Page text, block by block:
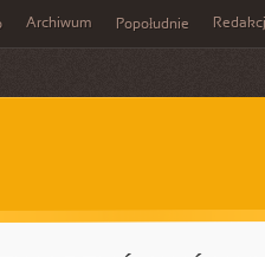
Archiwum Popołudnie